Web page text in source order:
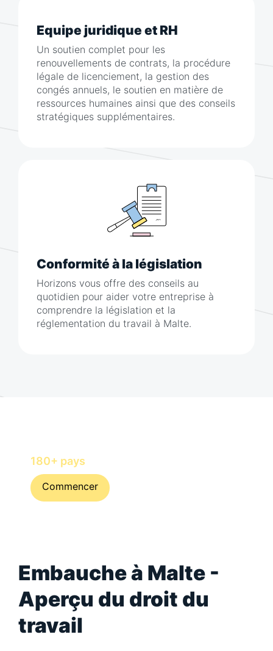
Equipe juridique et RH
Un soutien complet pour les
renouvellements de contrats, la procédure
légale de licenciement, la gestion des
congés annuels, le soutien en matière de
ressources humaines ainsi que des conseils
stratégiques supplémentaires.
Conformité à la législation
Horizons vous offre des conseils au
quotidien pour aider votre entreprise à
comprendre la législation et la
réglementation du travail à Malte.
180+ pays
Commencer
Embauche à Malte -
Aperçu du droit du
travail